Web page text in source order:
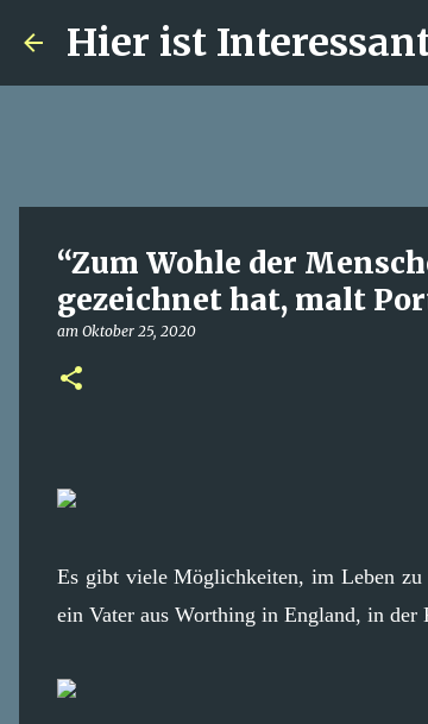
Hier ist
“Zum Wohle der
gezeichnet hat, malt
am Oktober 25, 2020
Es gibt viele Möglichkeiten, im Leben zu
ein Vater aus Worthing in England, in der